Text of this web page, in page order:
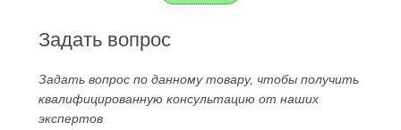
Задать вопрос
Задать вопрос по данному товару, чтобы получить
квалифицированную консультацию от наших
экспертов